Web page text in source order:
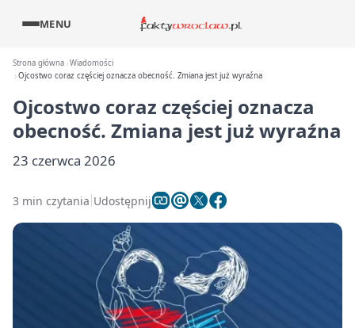
MENU
Strona główna Wiadomości
Ojcostwo coraz częściej oznacza obecność. Zmiana jest już wyraźna
Ojcostwo coraz częściej oznacza
obecność. Zmiana jest już wyraźna
23 czerwca 2026
3 min czytania Udostępnij